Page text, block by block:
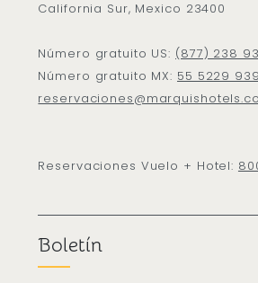
California Sur, Mexico 23400
Número gratuito US: (877) 238
Número gratuito MX: 55 5229
Reservaciones Vuelo + Hotel:
Boletín